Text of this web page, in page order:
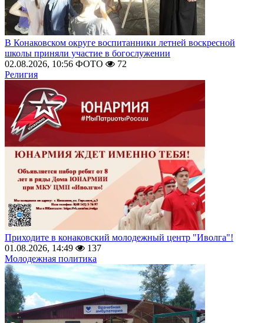
В Конаковском округе воспитанники летней воскресной
школы приняли участие в богослужении
02.08.2026, 10:56 ФОТО
72
Религия
Приходите в конаковский молодежный центр "Иволга"!
01.08.2026, 14:49
137
Молодежная политика